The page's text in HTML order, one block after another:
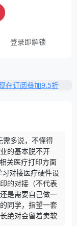
登录即解锁
多说，不懂得
的基本脱不开
关医疗打印方面
对接医疗硬件设
的对接（不代表
是需要自己做一
同学，指望一套
绝对会留着卖软